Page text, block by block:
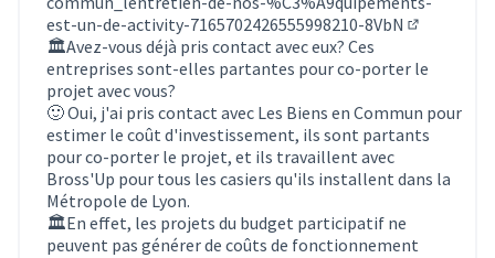
est-un-de-activity-7165702426555998210-8VbN
🏛️Avez-vous déjà pris contact avec eux? Ces
entreprises sont-elles partantes pour co-porter le
projet avec vous?
🙂 Oui, j'ai pris contact avec Les Biens en Commun pour
estimer le coût d'investissement, ils sont partants
pour co-porter le projet, et ils travaillent avec
Bross'Up pour tous les casiers qu'ils installent dans la
Métropole de Lyon.
🏛️En effet, les projets du budget participatif ne
peuvent pas générer de coûts de fonctionnement